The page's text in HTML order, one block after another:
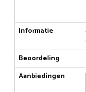
Informatie
Beoordeling
Aanbiedingen